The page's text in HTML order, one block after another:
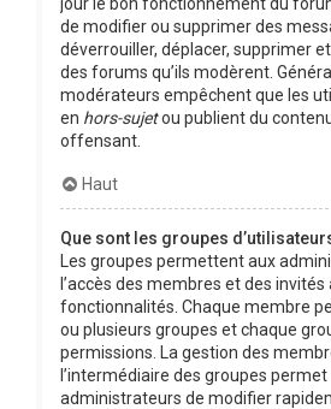
de modifier ou supprimer des
déverrouiller, déplacer, supprimer
des forums qu’ils modèrent.
modérateurs empêchent que les
en hors-sujetou publient du
offensant.
Haut
Que sont les groupes
Les groupes permettent aux
l’accès des membres et des
fonctionnalités. Chaque membre
ou plusieurs groupes et chaque
permissions. La gestion des
l’intermédiaire des groupes permet
administrateurs de modifier